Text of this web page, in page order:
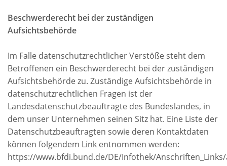
Beschwerderecht bei der zuständigen
Aufsichtsbehörde
Im Falle datenschutzrechtlicher Verstöße steht dem
Betroffenen ein Beschwerderecht bei der zuständigen
Aufsichtsbehörde zu. Zuständige Aufsichtsbehörde in
datenschutzrechtlichen Fragen ist der
Landesdatenschutzbeauftragte des Bundeslandes, in
dem unser Unternehmen seinen Sitz hat. Eine Liste der
Datenschutzbeauftragten sowie deren Kontaktdaten
können folgendem Link entnommen werden:
https://www.bfdi.bund.de/DE/Infothek/